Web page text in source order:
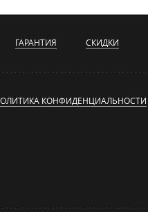
ГАРАНТИЯ СКИДКИ
КОНФИДЕНЦИАЛЬНОСТИ